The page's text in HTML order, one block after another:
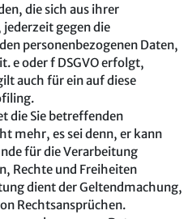
die sich aus ihrer
gegen die
personenbezogenen Daten,
e oder f DSGVO erfolgt,
auch für ein auf diese
die Sie betreffenden
mehr, es sei denn, er kann
für die Verarbeitung
Rechte und Freiheiten
dient der Geltendmachung,
Rechtsansprüchen.